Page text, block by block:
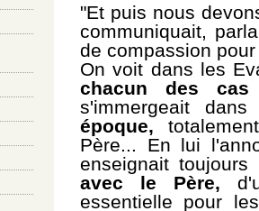
"Et puis nous
communiquait,
de compassion
On voit dans les
chacun des cas
s'immergeait dans
époque,
Père... En lui
enseignait
avec le Père,
essentielle pour